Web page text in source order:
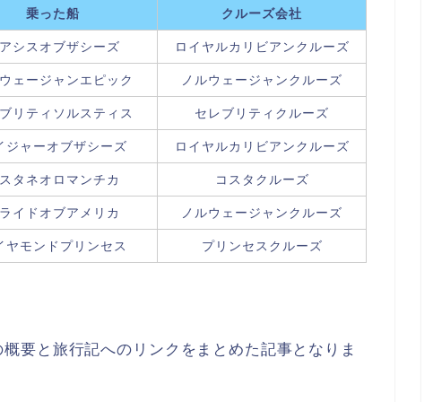
乗った船 クルーズ会社
シスオブザシーズ ロイヤルカリビアンクルーズ
ェージャンエピック ノルウェージャンクルーズ
リティソルスティス セレブリティクルーズ
ジャーオブザシーズ ロイヤルカリビアンクルーズ
タネオロマンチカ コスタクルーズ
イドオブアメリカ ノルウェージャンクルーズ
ヤモンドプリンセス プリンセスクルーズ
要と旅行記へのリンクをまとめた記事となりま